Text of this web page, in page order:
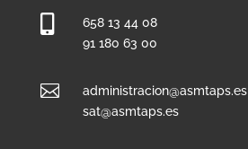
658 13 44 08
91 180 63 00

administracion@asmtaps.es
sat@asmtaps.es